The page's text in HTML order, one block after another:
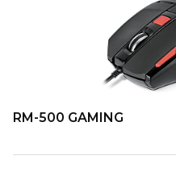
RM-500 GAMING